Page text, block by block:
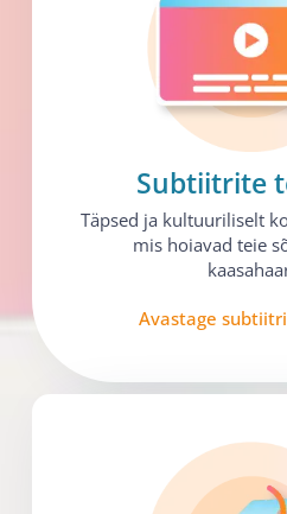
Subtiitrite
Täpsed ja kultuuriliselt
mis hoiavad teie
Avastage